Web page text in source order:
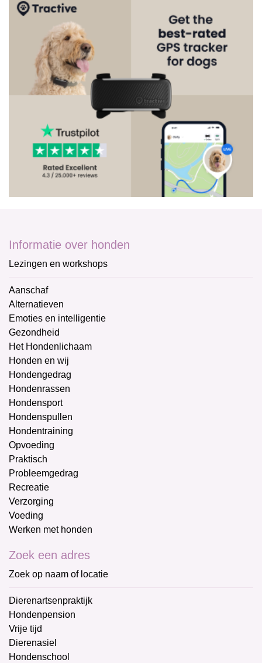
Informatie over honden
Lezingen en workshops
Aanschaf
Alternatieven
Emoties en intelligentie
Gezondheid
Het Hondenlichaam
Honden en wij
Hondengedrag
Hondenrassen
Hondensport
Hondenspullen
Hondentraining
Opvoeding
Praktisch
Probleemgedrag
Recreatie
Verzorging
Voeding
Werken met honden
Zoek een adres
Zoek op naam of locatie
Dierenartsenpraktijk
Hondenpension
Vrije tijd
Dierenasiel
Hondenschool